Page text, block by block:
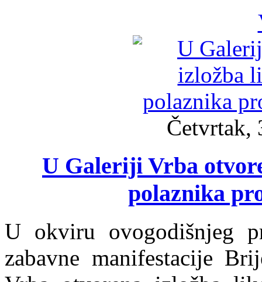
Četvrtak,
U Galeriji Vrba
polaznika
U okviru ovogodišnjeg
zabavne manifestacije